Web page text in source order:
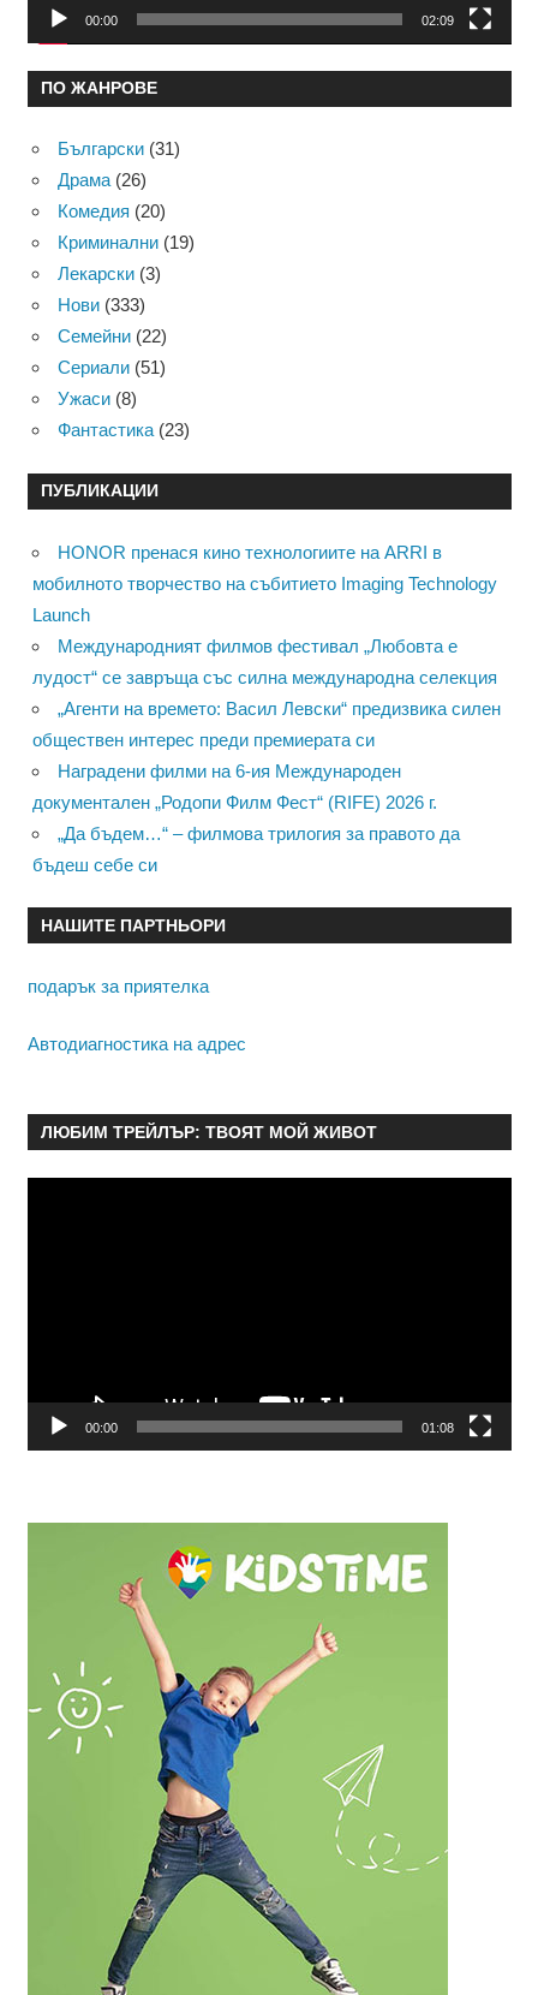
00:00 02:09
ПО ЖАНРОВЕ
Български (31)
Драма (26)
Комедия (20)
Криминални (19)
Лекарски (3)
Нови (333)
Семейни (22)
Сериали (51)
Ужаси (8)
Фантастика (23)
ПУБЛИКАЦИИ
HONOR пренася кино технологиите на ARRI в
мобилното творчество на събитието Imaging Technology
Launch
Международният филмов фестивал „Любовта е
лудост“ се завръща със силна международна селекция
„Агенти на времето: Васил Левски“ предизвика силен
обществен интерес преди премиерата си
Наградени филми на 6-ия Международен
документален „Родопи Филм Фест“ (RIFE) 2026 г.
„Да бъдем…“ – филмова трилогия за правото да
бъдеш себе си
НАШИТЕ ПАРТНЬОРИ
подарък за приятелка
Автодиагностика на адрес
ЛЮБИМ ТРЕЙЛЪР: ТВОЯТ МОЙ ЖИВОТ
00:00 01:08